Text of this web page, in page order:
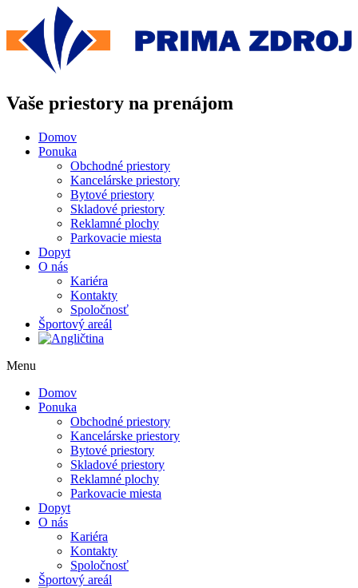
obsah
Vaše priestory na prenájom
Domov
Ponuka
Obchodné priestory
Kancelárske priestory
Bytové priestory
Skladové priestory
Reklamné plochy
Parkovacie miesta
Dopyt
O nás
Kariéra
Kontakty
Spoločnosť
Športový areál
Menu
Domov
Ponuka
Obchodné priestory
Kancelárske priestory
Bytové priestory
Skladové priestory
Reklamné plochy
Parkovacie miesta
Dopyt
O nás
Kariéra
Kontakty
Spoločnosť
Športový areál